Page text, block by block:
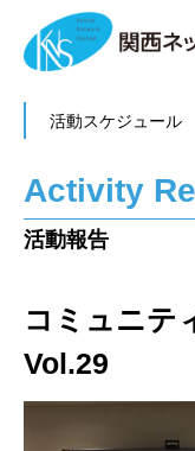
活動スケジュール
Activity
活動報告
コミュニテ
Vol.29